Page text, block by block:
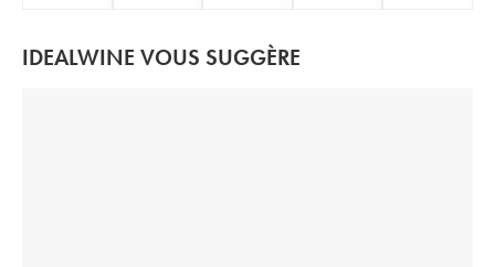
IDEALWINE VOUS SUGGÈRE